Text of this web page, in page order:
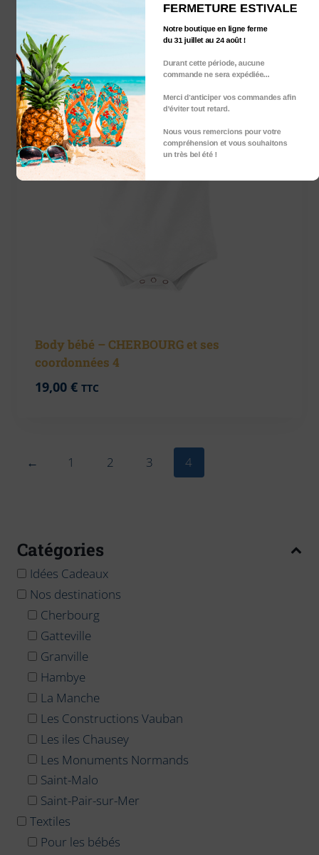
Body bébé – CHERBOURG et ses
coordonnées 4
19,00 € TTC
← 1 2 3 4
Catégories
Idées Cadeaux
Nos destinations
Cherbourg
Gatteville
Granville
Hambye
La Manche
Les Constructions Vauban
Les iles Chausey
Les Monuments Normands
Saint-Malo
Saint-Pair-sur-Mer
Textiles
Pour les bébés
Notre boutique en ligne ferme
du 31 juillet au 24 août !
Durant cette période, aucune
commande ne sera expédiée...
Merci d'anticiper vos commandes afin
d’éviter tout retard.
Nous vous remercions pour votre
compréhension et vous souhaitons
un très bel été !
FERMETURE ESTIVALE